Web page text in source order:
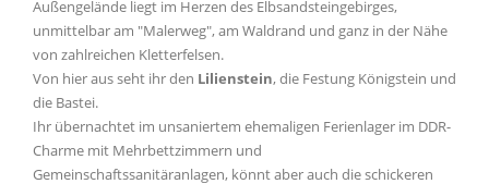
Außengelände liegt im Herzen des Elbsandsteingebirges,
unmittelbar am "Malerweg", am Waldrand und ganz in der Nähe
von zahlreichen Kletterfelsen.
Von hier aus seht ihr den Lilienstein, die Festung Königstein und
die Bastei.
Ihr übernachtet im unsaniertem ehemaligen Ferienlager im DDR-
Charme mit Mehrbettzimmern und
Gemeinschaftssanitäranlagen, könnt aber auch die schickeren